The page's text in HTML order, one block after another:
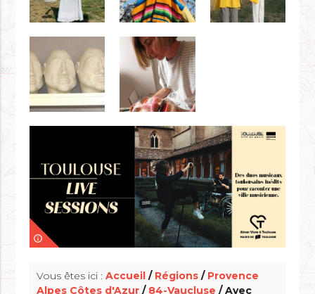
info_outline
Vous êtes ici :Accueil / Régions / Provence
Alpes Côtes d'Azur / 84-Vaucluse / Avec